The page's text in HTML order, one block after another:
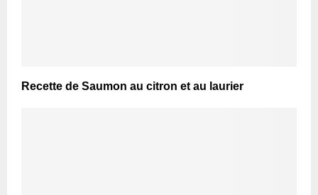
Recette de Saumon au citron et au laurier